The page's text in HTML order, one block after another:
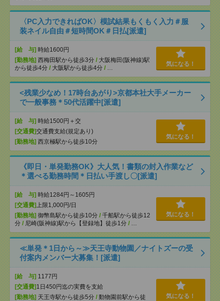
〈PC入力できればOK〉模試結果もくもく入力＃服
装ネイル自由＃短時間OK＃日払[派遣]
[給 与] 時給1600円
[勤務地] 西梅田駅から徒歩3分 / 大阪梅田(阪神線)駅
から徒歩4分 / 大阪駅から徒歩4分 / …
気になる！
<残業少なめ！17時台あがり>京都本社大手メーカー
で一般事務＊50代活躍中[派遣]
[給 与] 時給1500円＋交
[交通費]交通費支給(規定あり)
[勤務地] 西京極駅から徒歩10分
気になる！
《即日・単発勤務OK》大人気！書類の封入作業など
＊選べる勤務時間＊日払い手渡し〇[派遣]
[給 与] 時給1284円～1605円
[交通費] 上限1,000円/日
[勤務地] 御幣島駅から徒歩10分 / 千船駅から徒歩12
分 / 尼崎(阪神線)駅から【登録地】徒歩1分 / …
気になる！
≪単発＊1日から～≫天王寺動物園／ナイトズーの受
付案内メンバー大募集！[派遣]
[給 与] 1177円
[交通費] 1日450円迄の実費を支給
[勤務地] 天王寺駅から徒歩5分 / 動物園前駅から徒
気になる！